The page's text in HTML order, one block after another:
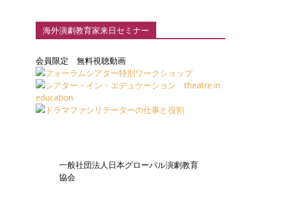
海外演劇教育家来日セミナー
会員限定 無料視聴動画
一般社団法人日本グローバル演劇教育
協会